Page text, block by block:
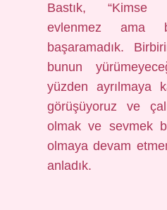
Bastık, “Kimse
evlenmez ama
başaramadık.
bunun
yüzden ayrılmaya
görüşüyoruz ve
olmak ve sevmek
olmaya devam
anladık.